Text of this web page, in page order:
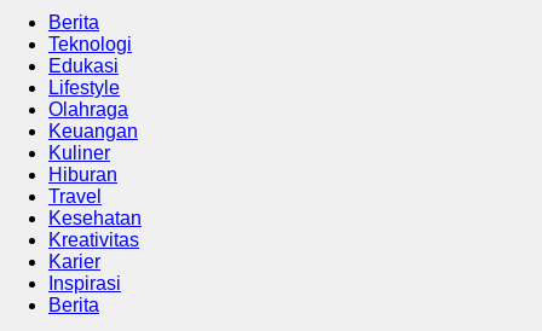
Berita
Teknologi
Edukasi
Lifestyle
Olahraga
Keuangan
Kuliner
Hiburan
Travel
Kesehatan
Kreativitas
Karier
Inspirasi
Berita